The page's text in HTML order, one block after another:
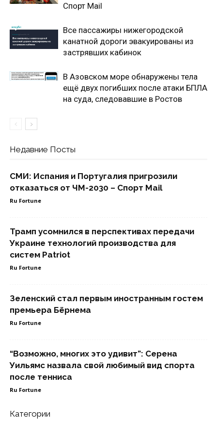
Спорт Mail
Все пассажиры нижегородской
канатной дороги эвакуированы из
застрявших кабинок
В Азовском море обнаружены тела
ещё двух погибших после атаки БПЛА
на суда, следовавшие в Ростов
Недавние Посты
СМИ: Испания и Португалия пригрозили
отказаться от ЧМ-2030 – Спорт Mail
Ru Fortune
Трамп усомнился в перспективах передачи
Украине технологий производства для
систем Patriot
Ru Fortune
Зеленский стал первым иностранным гостем
премьера Бёрнема
Ru Fortune
“Возможно, многих это удивит”: Серена
Уильямс назвала свой любимый вид спорта
после тенниса
Ru Fortune
Категории